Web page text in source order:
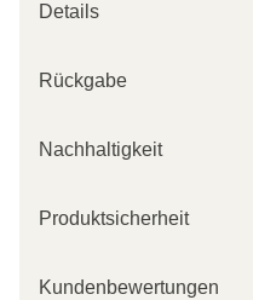
Details
Rückgabe
Nachhaltigkeit
Produktsicherheit
Kundenbewertungen